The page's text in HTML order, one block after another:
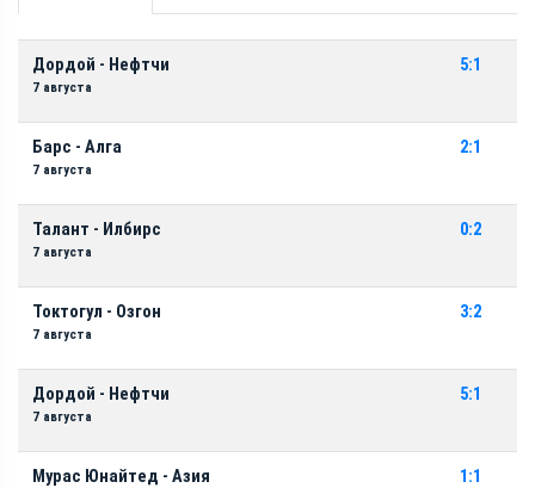
Дордой - Нефтчи
7 августа
5:1
Барс - Алга
7 августа
2:1
Талант - Илбирс
7 августа
0:2
Токтогул - Озгон
7 августа
3:2
Дордой - Нефтчи
7 августа
5:1
Мурас Юнайтед - Азия 1:1